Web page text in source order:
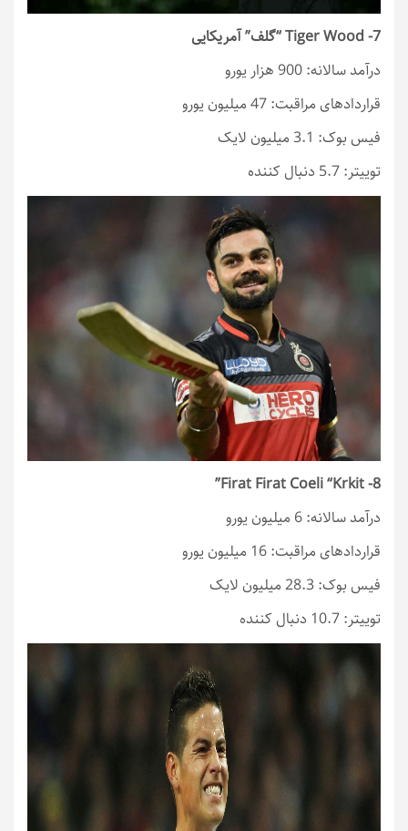
7- Tiger Wood “گلف” آمریکایی
درآمد سالانه: 900 هزار یورو
قراردادهای مراقبت: 47 میلیون یورو
فیس بوک: 3.1 میلیون لایک
توییتر: 5.7 دنبال کننده
8- Firat Firat Coeli “Krkit”
درآمد سالانه: 6 میلیون یورو
قراردادهای مراقبت: 16 میلیون یورو
فیس بوک: 28.3 میلیون لایک
توییتر: 10.7 دنبال کننده